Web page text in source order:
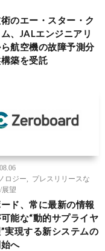
のエー・スター・ク
、JALエンジニアリ
航空機の故障予測分
築を受託
ロジー
プレスリリースな
展望
ド、常に最新の情報
能な“動的サプライヤ
実現する新システムの
へ